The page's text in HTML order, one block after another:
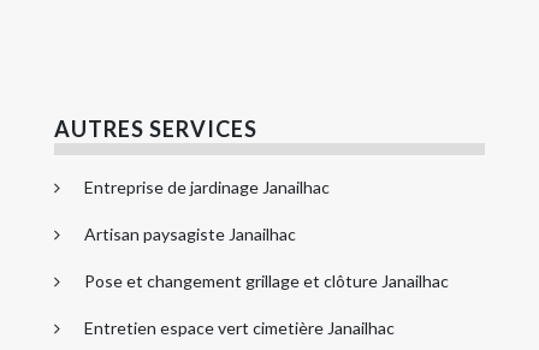
AUTRES SERVICES
Entreprise de jardinage Janailhac
Artisan paysagiste Janailhac
Pose et changement grillage et clôture Janailhac
Entretien espace vert cimetière Janailhac